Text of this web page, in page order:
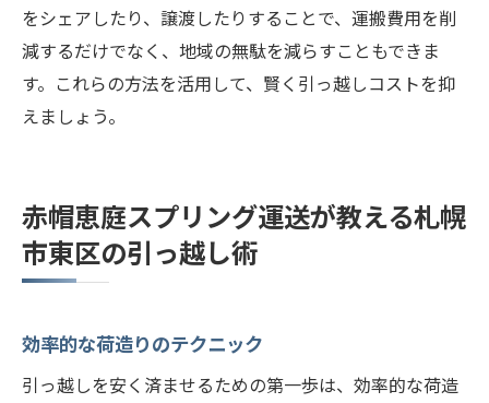
をシェアしたり、譲渡したりすることで、運搬費用を削
減するだけでなく、地域の無駄を減らすこともできま
す。これらの方法を活用して、賢く引っ越しコストを抑
えましょう。
赤帽恵庭スプリング運送が教える札幌
市東区の引っ越し術
効率的な荷造りのテクニック
引っ越しを安く済ませるための第一歩は、効率的な荷造